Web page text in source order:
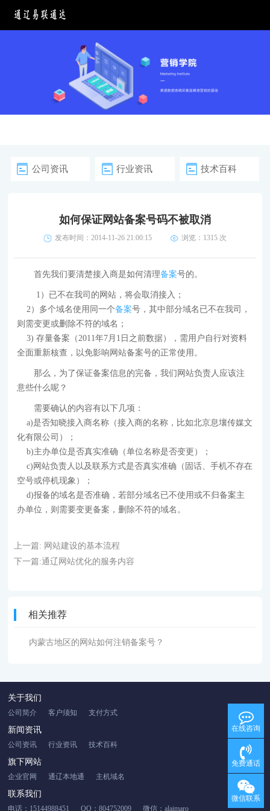
公司资讯 行业资讯 技术百科
如何保证网站备案号码不被取消
发布时间：2014-11-26 21:00:15 浏览： 1315 次
首先我们要清楚接入商是如何清理备案号的。
1）已不在我司的网站，将会取消接入；
2）多个域名使用同一个备案号，其中部分域名已不在我司，
则需变更或删除不符的域名；
3) 存量备案（2011年7月1日之前数据），需用户自行对资料
全面重新核查，以免影响网站备案号的正常使用。
那么，为了保证备案信息的完备，我们网站负责人应该注
意些什么呢？
需要确认的内容有以下几项：
a)是否知晓接入商名称（接入商的名称，比如北京息壤传媒文
化有限公司）；
b)主办单位是否真实准确（单位名称是否变更）；
c)网站负责人以及联系方式是否真实准确（固话、手机不存在
空号或停机现象）；
d)报备的域名是否准确，若部分域名已不使用或不归备案主
办单位，则需要变更备案，删除不符的域名。
上一篇: 网站建设的基本流程
下一篇:通辽网站优化的服务内容
相关推荐
内蒙古地区的网站如何注销备案号？
关于我们
公司简介 客户须知 支付方式
新闻资讯
公司资讯 行业资讯 技术百科
旗下网站
企业官网 通辽本地通 主机域名
联系我们
电话：15144988451 QQ：804752009 微信：alaimaro
在线咨询
免费通话
微信联系